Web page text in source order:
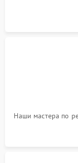
Наши мастера по